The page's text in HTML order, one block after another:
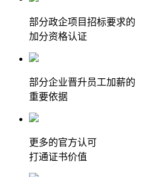
部分政企项目招标要求的
加分资格认证
部分企业晋升员工加薪的
重要依据
更多的官方认可
打通证书价值